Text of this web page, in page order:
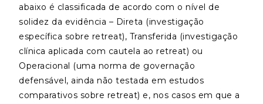
abaixo é classificada de acordo com o nível de
solidez da evidência – Direta (investigação
específica sobre retreat), Transferida (investigação
clínica aplicada com cautela ao retreat) ou
Operacional (uma norma de governação
defensável, ainda não testada em estudos
comparativos sobre retreat) e, nos casos em que a